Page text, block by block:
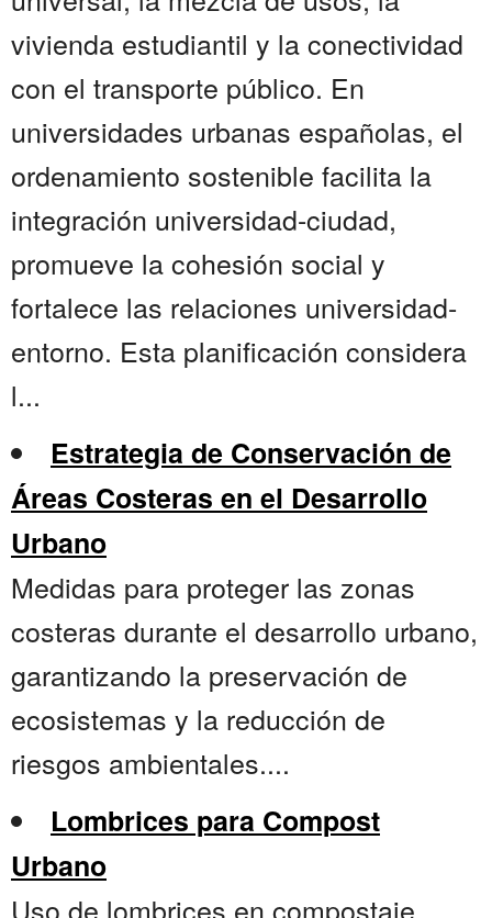
vivienda estudiantil y la conectividad
con el transporte público. En
universidades urbanas españolas, el
ordenamiento sostenible facilita la
integración universidad-ciudad,
promueve la cohesión social y
fortalece las relaciones universidad-
entorno. Esta planificación considera
l...
Estrategia de Conservación de
Áreas Costeras en el Desarrollo
Urbano
Medidas para proteger las zonas
costeras durante el desarrollo urbano,
garantizando la preservación de
ecosistemas y la reducción de
riesgos ambientales....
Lombrices para Compost
Urbano
Uso de lombrices en compostaje